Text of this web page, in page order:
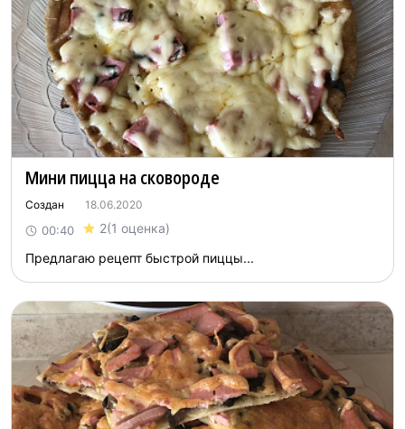
Мини пицца на сковороде
Создан 18.06.2020
00:40 2(1 оценка)
Предлагаю рецепт быстрой пиццы...